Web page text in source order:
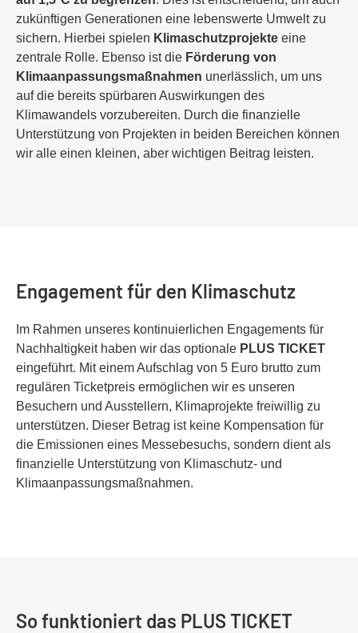
zukünftigen Generationen eine lebenswerte Umwelt zu
sichern. Hierbei spielen Klimaschutzprojekte eine
zentrale Rolle. Ebenso ist die Förderung von
Klimaanpassungsmaßnahmen unerlässlich, um uns
auf die bereits spürbaren Auswirkungen des
Klimawandels vorzubereiten. Durch die finanzielle
Unterstützung von Projekten in beiden Bereichen können
wir alle einen kleinen, aber wichtigen Beitrag leisten.
Engagement für den Klimaschutz
Im Rahmen unseres kontinuierlichen Engagements für
Nachhaltigkeit haben wir das optionale PLUS TICKET
eingeführt. Mit einem Aufschlag von 5 Euro brutto zum
regulären Ticketpreis ermöglichen wir es unseren
Besuchern und Ausstellern, Klimaprojekte freiwillig zu
unterstützen. Dieser Betrag ist keine Kompensation für
die Emissionen eines Messebesuchs, sondern dient als
finanzielle Unterstützung von Klimaschutz- und
Klimaanpassungsmaßnahmen.
So funktioniert das PLUS TICKET